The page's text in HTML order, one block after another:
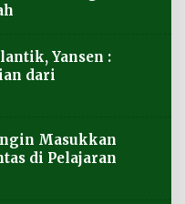
Yansen :
dari
Masukkan
di Pelajaran